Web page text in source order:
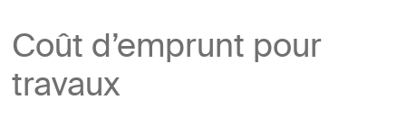
Coût d’emprunt pour
travaux